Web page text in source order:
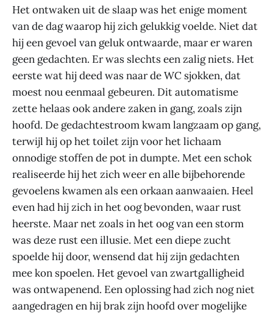
Het ontwaken uit de slaap was het enige moment
van de dag waarop hij zich gelukkig voelde. Niet dat
hij een gevoel van geluk ontwaarde, maar er waren
geen gedachten. Er was slechts een zalig niets. Het
eerste wat hij deed was naar de WC sjokken, dat
moest nou eenmaal gebeuren. Dit automatisme
zette helaas ook andere zaken in gang, zoals zijn
hoofd. De gedachtestroom kwam langzaam op gang,
terwijl hij op het toilet zijn voor het lichaam
onnodige stoffen de pot in dumpte. Met een schok
realiseerde hij het zich weer en alle bijbehorende
gevoelens kwamen als een orkaan aanwaaien. Heel
even had hij zich in het oog bevonden, waar rust
heerste. Maar net zoals in het oog van een storm
was deze rust een illusie. Met een diepe zucht
spoelde hij door, wensend dat hij zijn gedachten
mee kon spoelen. Het gevoel van zwartgalligheid
was ontwapenend. Een oplossing had zich nog niet
aangedragen en hij brak zijn hoofd over mogelijke